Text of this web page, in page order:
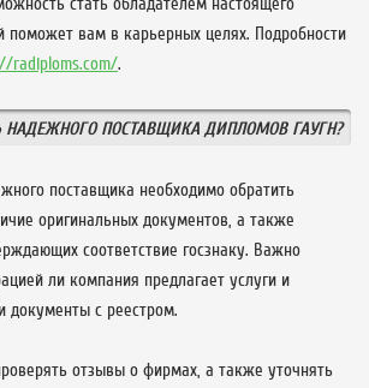
поможет вам в карьерных целях. Подробности
radiploms.com/.
НАДЕЖНОГО ПОСТАВЩИКА ДИПЛОМОВ ГАУГН?
поставщика необходимо обратить
оригинальных документов, а также
соответствие госзнаку. Важно
ли компания предлагает услуги и
документы с реестром.
отзывы о фирмах, а также уточнять